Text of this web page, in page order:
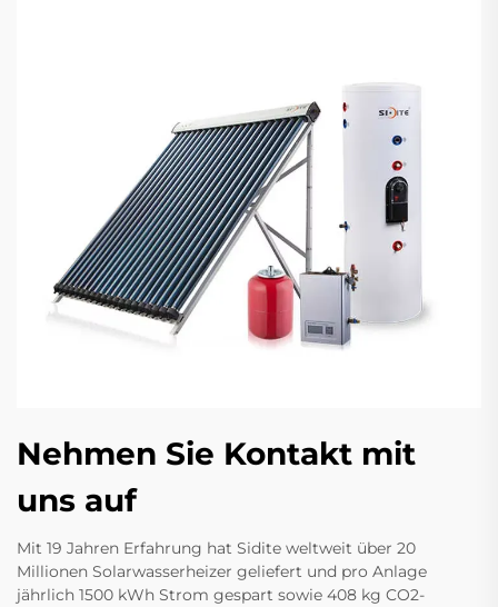
Nehmen Sie Kontakt mit
uns auf
Mit 19 Jahren Erfahrung hat Sidite weltweit über 20
Millionen Solarwasserheizer geliefert und pro Anlage
jährlich 1500 kWh Strom gespart sowie 408 kg CO2-